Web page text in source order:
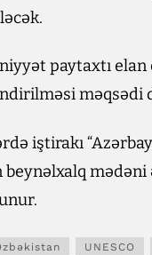
paytaxtı
məqsədi
iştirakı
UNESCO